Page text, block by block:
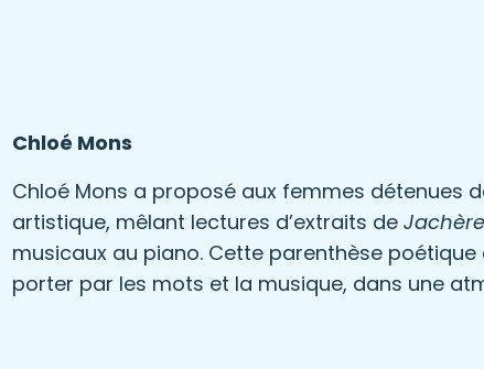
Chloé Mons
Chloé Mons a proposé aux femmes détenues
artistique, mêlant lectures d’extraits de Jachère
musicaux au piano. Cette parenthèse
porter par les mots et la musique, dans une